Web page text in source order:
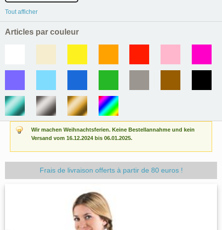
Wir machen Weihnachtsferien. Keine Bestellannahme und kein
Versand vom 16.12.2024 bis 06.01.2025.
Frais de livraison offerts à partir de 80 euros !
Tout afficher
Articles par couleur